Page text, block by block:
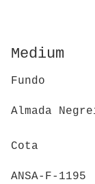
Medium
Fundo
Almada
Cota
ANSA-F-1195